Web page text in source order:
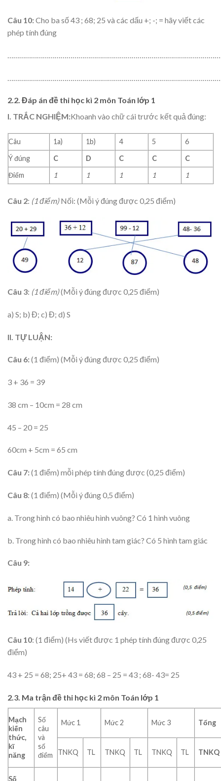
Câu 10:Cho ba số 43 ; 68; 25 và các dấu +; -; = hãy viết các
phép tính đúng
2.2. Đáp án đề thi học kì 2 môn Toán lớp 1
I. TRẮC NGHIỆM:Khoanh vào chữ cái trước kết quả đúng:
Câu 1a) 1b) 4 5
6
Ý đúng
C D C C
C
Điểm
1 1 1 1 1
Câu 2: (1 điểm)Nối: (Mỗi ý đúng được 0,25 điểm)
Câu 3: (1 điểm)(Mỗi ý đúng được 0,25 điểm)
a) S; b) Đ; c) Đ; d) S
II. TỰ LUẬN:
Câu 6:(1 điểm) (Mỗi ý đúng được 0,25 điểm)
3 + 36 = 39
38 cm – 10cm = 28 cm
45 – 20 = 25
60cm + 5cm = 65 cm
Câu 7:(1 điểm) mỗi phép tính đúng được (0,25 điểm)
Câu 8: (1 điểm) (Mỗi ý đúng 0,5 điểm)
a. Trong hình có bao nhiêu hình vuông? Có 1 hình vuông
b. Trong hình có bao nhiêu hình tam giác? Có 5 hình tam giác
Câu 9:
Câu 10: (1 điểm) (Hs viết được 1 phép tính đúng được 0,25
điểm)
43 + 25 = 68; 25+ 43 = 68; 68 – 25 = 43 ; 68- 43= 25
2.3. Ma trận đề thi học kì 2 môn Toán lớp 1
Mạch
kiến
thức,
kĩ
năng
Số
câu
và
số
điểm
Mức 1 Mức 2 Mức 3 Tổng
TNKQ TL TNKQ TL TNKQ TL TNKQ
Số